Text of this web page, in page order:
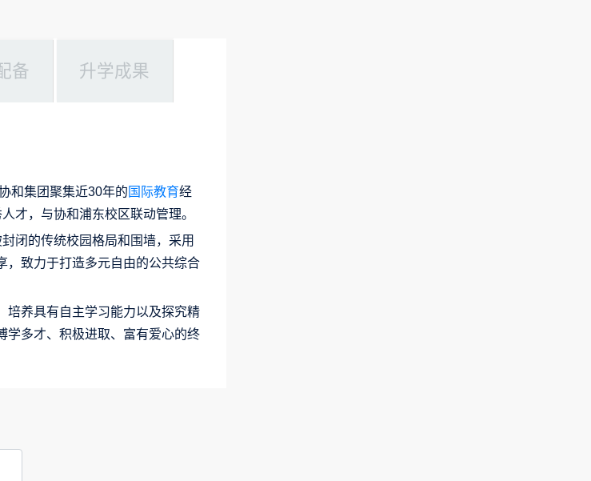
备 升学成果
和集团聚集近30年的 国际教育经
才，与协和浦东校区联动管理。
闭的传统校园格局和围墙，采用
，致力于打造多元自由的公共综合
培养具有自主学习能力以及探究精
学多才、积极进取、富有爱心的终